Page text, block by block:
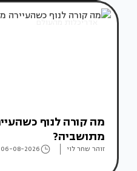
אדריכלות מהעולם
מה קורה לנוף
מתושביה?
זוהר שחר לוי 06-08-2026